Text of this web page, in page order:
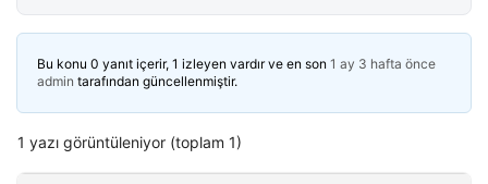
Bu konu 0 yanıt içerir, 1 izleyen vardır ve en son 1 ay 3 hafta önce
admin tarafından güncellenmiştir.
1 yazı görüntüleniyor (toplam 1)